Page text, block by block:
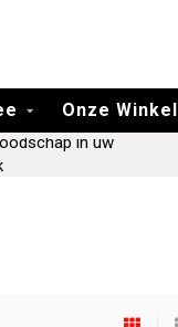
Onze Winkel
in uw